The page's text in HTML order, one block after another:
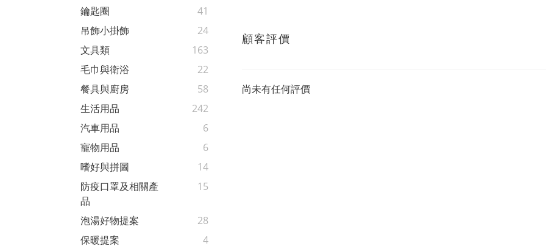
鑰匙圈
41
吊飾小掛飾
24
文具類
163
毛巾與衛浴
22
餐具與廚房
58
生活用品
242
汽車用品
6
寵物用品
6
嗜好與拼圖
14
防疫口罩及相關產
品
15
泡湯好物提案
28
保暖提案
4
顧客評價
尚未有任何評價